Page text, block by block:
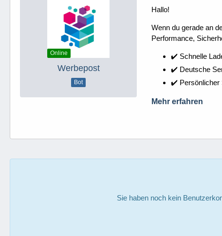
Online
Werbepost
Bot
Hallo!
Wenn du gerade an
Performance,
✔️ Schnelle
✔️ Deutsche
✔️ Persönlicher
Mehr erfahren
Sie haben noch kein